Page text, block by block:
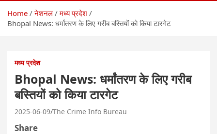
Home नेशनल
मध्य प्रदेश
Bhopal News: धर्मांतरण के लिए गरीब बस्तियों को किया टारगेट
मध्य प्रदेश
Bhopal News: धर्मांतरण के लिए गरीब
बस्तियों को किया टारगेट
2025-06-09 The Crime Info Bureau
Share